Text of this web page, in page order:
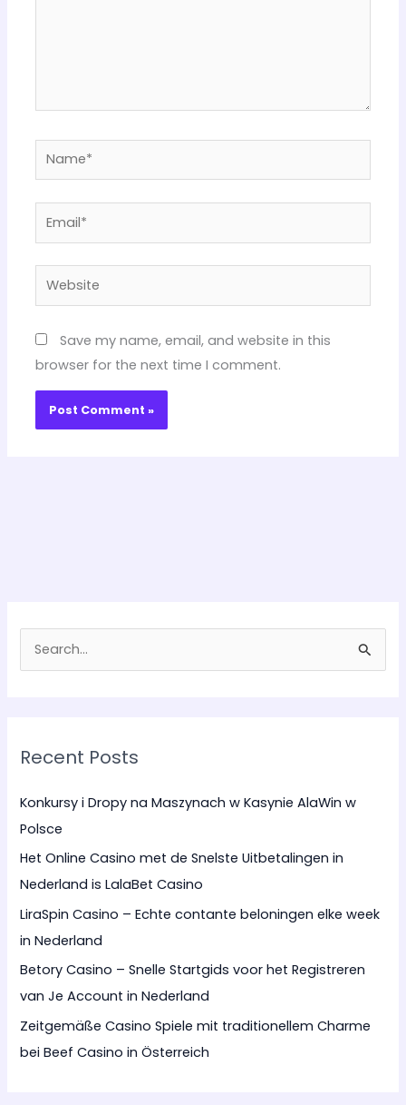
Name*
Website
Save my name, email, and website in this
browser for the next time I comment.
c
f
o
r
:
Recent Posts
Konkursy i Dropy na Maszynach w Kasynie AlaWin w
Polsce
Het Online Casino met de Snelste Uitbetalingen in
Nederland is LalaBet Casino
LiraSpin Casino – Echte contante beloningen elke week
in Nederland
Betory Casino – Snelle Startgids voor het Registreren
van Je Account in Nederland
Zeitgemäße Casino Spiele mit traditionellem Charme
bei Beef Casino in Österreich